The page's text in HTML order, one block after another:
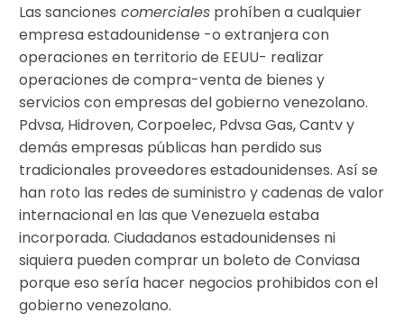
Las sanciones comerciales prohíben a cualquier
empresa estadounidense -o extranjera con
operaciones en territorio de EEUU- realizar
operaciones de compra-venta de bienes y
servicios con empresas del gobierno venezolano.
Pdvsa, Hidroven, Corpoelec, Pdvsa Gas, Cantv y
demás empresas públicas han perdido sus
tradicionales proveedores estadounidenses. Así se
han roto las redes de suministro y cadenas de valor
internacional en las que Venezuela estaba
incorporada. Ciudadanos estadounidenses ni
siquiera pueden comprar un boleto de Conviasa
porque eso sería hacer negocios prohibidos con el
gobierno venezolano.